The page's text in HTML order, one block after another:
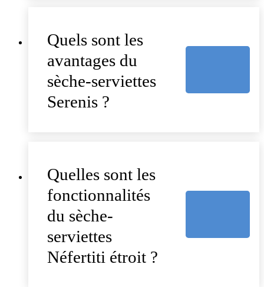
Quels sont les
avantages du
sèche-serviettes
Serenis ?
Quelles sont les
fonctionnalités
du sèche-
serviettes
Néfertiti étroit ?